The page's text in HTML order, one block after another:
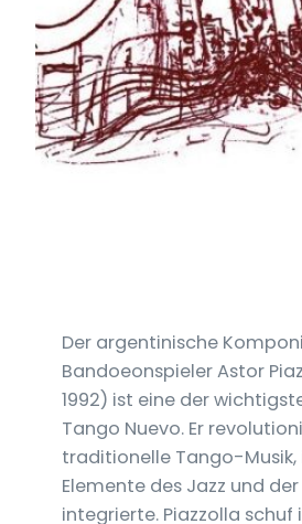
Der argentinische
Bandoeonspieler Astor
1992) ist eine der
Tango Nuevo. Er
traditionelle Tango-Musik,
Elemente des Jazz und der
integrierte. Piazzolla